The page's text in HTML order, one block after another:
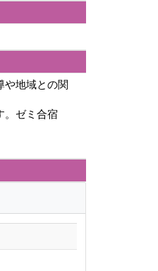
や地域との関
。ゼミ合宿